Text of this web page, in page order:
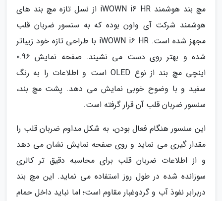
مچ بند هوشمند iWOWN i6 HR از نسل تازه مچ بند های
هوشمند شرکت آی واون بوده که به سنسور ضربان قلب
مجهز شده است. iWOWN i6 HR با طراحی تازه خود زیباتر
شده و بهتر روی دست می نشیند. صفحه نمایش 0.96
اینچی مچ بند از نوع OLED است و اطلاعات را به رنگ
سفید و با وضوح خوبی نمایش می دهد. پشت مچ بند،
سنسور ضربان قلب آن قرار گرفته است.
این سنسور هنگام فعال بودن، به شکل مداوم ضربان قلب را
مقدار گیری می نماید و روی صفحه نمایش نشان می دهد
و از اطلاعات ضربان قلب برای محاسبه دقیق تر کالری
سوزانده شده در طول روز استفاده می نماید. این مچ بند
دربرابر نفوذ آب و گردوغبار مقاوم است؛ اما نباید داخل حمام